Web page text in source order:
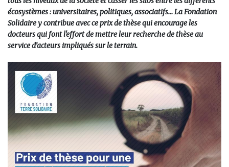
écosystèmes : universitaires, politiques, associatifs… La Fondation
Solidaire y contribue avec ce prix de thèse qui encourage les
docteurs qui font l'effort de mettre leur recherche de thèse au
service d’acteurs impliqués sur le terrain.